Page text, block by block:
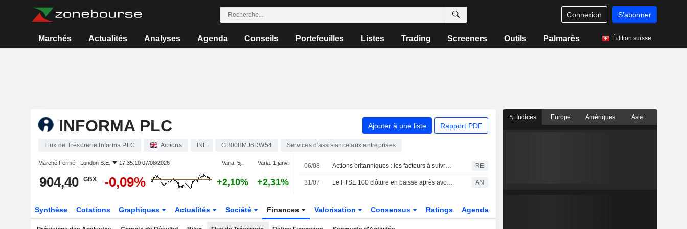
Connexion S'abonner
Marchés Actualités Analyses Agenda Conseils Portefeuilles Listes Trading Screeners Outils Palmarès Édition suisse
INFORMA PLC Ajouter à une liste Rapport PDF
Flux de Trésorerie Informa PLC Actions INF GB00BMJ6DW54 Services d'assistance aux entreprises
Marché Fermé - London S.E. 17:35:10 07/08/2026 Varia. 5j. Varia. 1 janv.
904,40 GBX -0,09% +2,10% +2,31%
06/08 Actions britanniques : les facteurs à suivre le 6 août RE
31/07 Le FTSE 100 clôture en baisse après avoir atteint un nouveau sommet historique AN
Synthèse Cotations Graphiques Actualités Société Finances Valorisation Consensus Ratings Agenda
Indices Europe Amériques Asie